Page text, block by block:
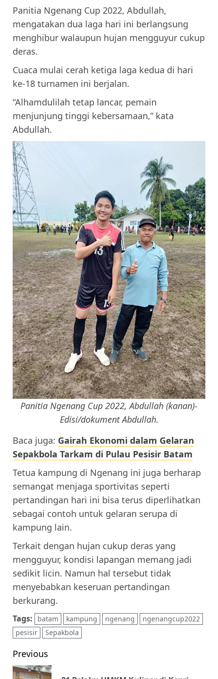
Panitia Ngenang Cup 2022, Abdullah,
mengatakan dua laga hari ini berlangsung
menghibur walaupun hujan mengguyur cukup
deras.
Cuaca mulai cerah ketiga laga kedua di hari
ke-18 turnamen ini berjalan.
“Alhamdulilah tetap lancar, pemain
menjunjung tinggi kebersamaan,” kata
Abdullah.
Panitia Ngenang Cup 2022, Abdullah (kanan)-
Edisi/dokument Abdullah.
Baca juga: Gairah Ekonomi dalam Gelaran
Sepakbola Tarkam di Pulau Pesisir Batam
Tetua kampung di Ngenang ini juga berharap
semangat menjaga sportivitas seperti
pertandingan hari ini bisa terus diperlihatkan
sebagai contoh untuk gelaran serupa di
kampung lain.
Terkait dengan hujan cukup deras yang
mengguyur, kondisi lapangan memang jadi
sedikit licin. Namun hal tersebut tidak
menyebabkan keseruan pertandingan
berkurang.
Tags: batam kampung ngenang
ngenangcup2022
pesisir
Sepakbola
Post
navigation
Previous